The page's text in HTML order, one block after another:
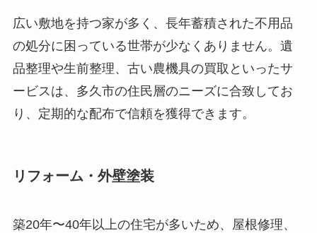
広い敷地を持つ家が多く、長年蓄積された不用品
の処分に困っている世帯が少なくありません。遺
品整理や生前整理、古い農機具の買取といったサ
ービスは、多久市の住民層のニーズに合致してお
り、定期的な配布で信頼を獲得できます。
リフォーム・外壁塗装
築20年〜40年以上の住宅が多いため、屋根修理、